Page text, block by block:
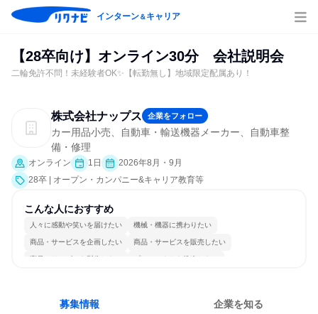
インターン＆キャリア
【28卒向け】オンライン30分 会社説明会
二輪免許不問！未経験者OK✨【転勤無し】地域限定配属あり！
株式会社ナップス 企業をフォロー
カー用品小売、自動車・輸送機器メーカー、自動車整
備・修理
オンライン 1日
2026年8月・9月
28卒 | オープン・カンパニー&キャリア教育等
こんな人におすすめ
人々に感動や笑いを届けたい 機械・機器に携わりたい
商品・サービスを企画したい 商品・サービスを販売したい
商品・サービスを製作したい プロジェクトを推進したい
募集情報 企業を知る